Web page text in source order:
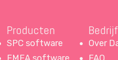
Producten
SPC software
Bedrijf
Over